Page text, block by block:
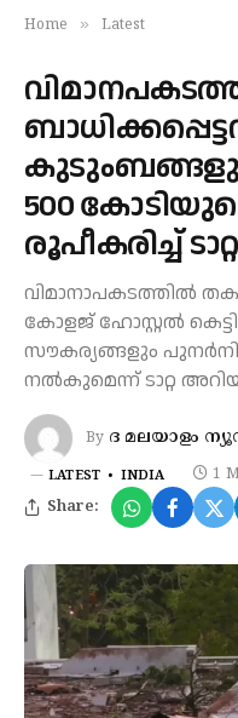
Home » Latest
500 കോടിയുടെ
രൂപീകരിച്ച് ടാറ്റ
വിമാനാപകടത്തിൽ
കോളജ് ഹോസ്റ്റൽ
സൗകര്യങ്ങളും
നൽകുമെന്ന് ടാറ്റ
By ദ മലയാളം
LATEST INDIA 1
Share: